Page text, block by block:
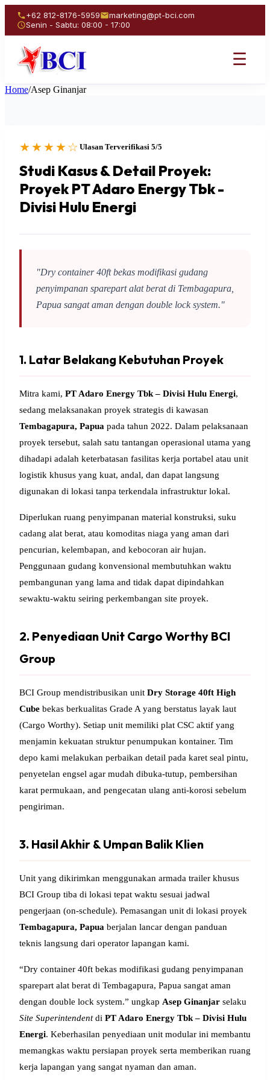
+62 812-8176-5959
marketing@pt-bci.com
Senin - Sabtu: 08:00 - 17:00
☰
Home/Asep Ginanjar
★★★★☆ Ulasan Terverifikasi 5/5
Studi Kasus & Detail Proyek:
Proyek PT Adaro Energy Tbk -
Divisi Hulu Energi
"Dry container 40ft bekas modifikasi gudang
penyimpanan sparepart alat berat di Tembagapura,
Papua sangat aman dengan double lock system."
1. Latar Belakang Kebutuhan Proyek
Mitra kami, PT Adaro Energy Tbk – Divisi Hulu Energi,
sedang melaksanakan proyek strategis di kawasan
Tembagapura, Papua pada tahun 2022. Dalam pelaksanaan
proyek tersebut, salah satu tantangan operasional utama yang
dihadapi adalah keterbatasan fasilitas kerja portabel atau unit
logistik khusus yang kuat, andal, dan dapat langsung
digunakan di lokasi tanpa terkendala infrastruktur lokal.
Diperlukan ruang penyimpanan material konstruksi, suku
cadang alat berat, atau komoditas niaga yang aman dari
pencurian, kelembapan, and kebocoran air hujan.
Penggunaan gudang konvensional membutuhkan waktu
pembangunan yang lama and tidak dapat dipindahkan
sewaktu-waktu seiring perkembangan site proyek.
2. Penyediaan Unit Cargo Worthy BCI
Group
BCI Group mendistribusikan unit Dry Storage 40ft High
Cube bekas berkualitas Grade A yang berstatus layak laut
(Cargo Worthy). Setiap unit memiliki plat CSC aktif yang
menjamin kekuatan struktur penumpukan kontainer. Tim
depo kami melakukan perbaikan detail pada karet seal pintu,
penyetelan engsel agar mudah dibuka-tutup, pembersihan
karat permukaan, and pengecatan ulang anti-korosi sebelum
pengiriman.
3. Hasil Akhir & Umpan Balik Klien
Unit yang dikirimkan menggunakan armada trailer khusus
BCI Group tiba di lokasi tepat waktu sesuai jadwal
pengerjaan (on-schedule). Pemasangan unit di lokasi proyek
Tembagapura, Papua berjalan lancar dengan panduan
teknis langsung dari operator lapangan kami.
“Dry container 40ft bekas modifikasi gudang penyimpanan
sparepart alat berat di Tembagapura, Papua sangat aman
dengan double lock system.” ungkap Asep Ginanjar selaku
Site Superintendentdi PT Adaro Energy Tbk – Divisi Hulu
Energi. Keberhasilan penyediaan unit modular ini membantu
memangkas waktu persiapan proyek serta memberikan ruang
kerja lapangan yang sangat nyaman dan aman.